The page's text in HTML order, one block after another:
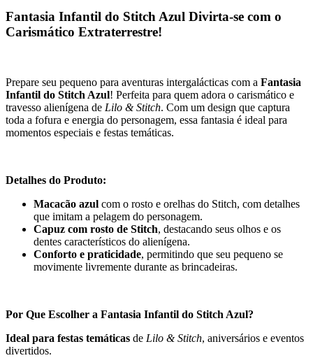
Fantasia Infantil do Stitch Azul Divirta-se com o
Carismático Extraterrestre!
Prepare seu pequeno para aventuras intergalácticas com a Fantasia
Infantil do Stitch Azul! Perfeita para quem adora o carismático e
travesso alienígena de Lilo & Stitch. Com um design que captura
toda a fofura e energia do personagem, essa fantasia é ideal para
momentos especiais e festas temáticas.
Detalhes do Produto:
Macacão azul com o rosto e orelhas do Stitch, com detalhes
que imitam a pelagem do personagem.
Capuz com rosto de Stitch, destacando seus olhos e os
dentes característicos do alienígena.
Conforto e praticidade, permitindo que seu pequeno se
movimente livremente durante as brincadeiras.
Por Que Escolher a Fantasia Infantil do Stitch Azul?
Ideal para festas temáticas de Lilo & Stitch, aniversários e eventos
divertidos.